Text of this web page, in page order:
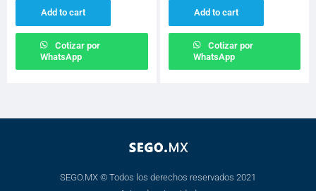
Add to cart
Cotizar por
WhatsApp
Add to cart
Cotizar por
WhatsApp
SEGO.MX © Todos los derechos reservados 2021